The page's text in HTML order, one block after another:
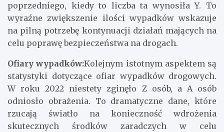
poprzedniego, kiedy to liczba ta wynosiła Y. To
wyraźne zwiększenie ilości wypadków wskazuje
na pilną potrzebę kontynuacji działań mających na
celu poprawę bezpieczeństwa na drogach.
Ofiary wypadków:Kolejnym istotnym aspektem są
statystyki dotyczące ofiar wypadków drogowych.
W roku 2022 niestety zginęło Z osób, a A osób
odniosło obrażenia. To dramatyczne dane, które
rzucają światło na konieczność wdrożenia
skutecznych środków zaradczych w celu